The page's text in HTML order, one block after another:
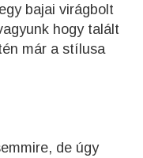
bajai virágbolt
hogy talált
már a stílusa
de úgy